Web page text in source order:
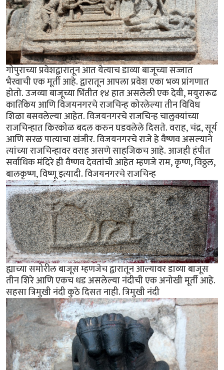
गोपुराच्या प्रवेशद्वारातून आत येत्याच डाव्या बाजूच्या सज्जात
भैरवाची एक मूर्ती आहे. द्वारातून आपला प्रवेश एका भव्य प्रांगणात
होतो. उजव्या बाजूच्या भिंतीत १४ हात असलेली एक देवी, मयुरारूढ
कार्तिकेय आणि विजयनगरचे राजचिन्ह कोरलेल्या तीन विविध
शिळा बसवलेल्या आहेत. विजयनगरचे राजचिन्ह चालुक्यांच्या
राजचिन्हात किरकोळ बदल करुन घडवलेले दिसते. वराह, चंद्र, सूर्य
आणि सरळ पात्याचा खंजीर. विजयनगरचे राजे हे वैष्णव असल्याने
त्यांच्या राजचिन्हावर वराह असणे साहजिकच आहे. आजही हंपीत
सर्वाधिक मंदिरे ही वैष्णव देवतांची आहेत म्हणजे राम, कृष्ण, विठ्ठल,
बालकृष्ण, विष्णू इत्यादी. विजयनगरचे राजचिन्ह
ह्याच्या समोरील बाजूस म्हणजेच द्वारातून आल्यावर डाव्या बाजूस
तीन शिरे आणि एकच धड असलेल्या नंदीची एक अनोखी मूर्ती आहे.
सहसा त्रिमुखी नंदी कुठे दिसत नाही. त्रिमुखी नंदी